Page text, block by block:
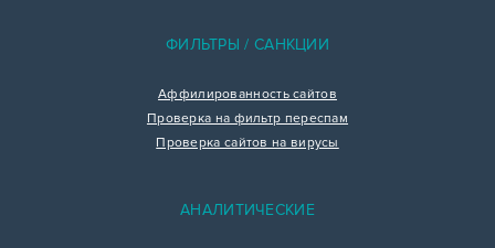
ФИЛЬТРЫ / САНКЦИИ
Аффилированность сайтов
Проверка на фильтр переспам
Проверка сайтов на вирусы
АНАЛИТИЧЕСКИЕ